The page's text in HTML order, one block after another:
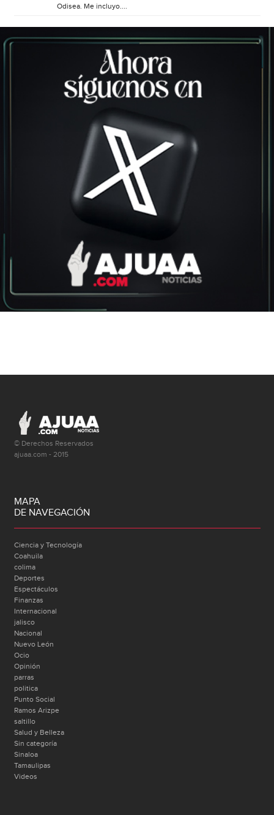
Odisea. Me incluyo....
© Derechos Reservados
ajuaa.com - 2015
MAPA
DE NAVEGACIÓN
Ciencia y Tecnología
Coahuila
colima
Deportes
Espectáculos
Finanzas
Internacional
jalisco
Nacional
Nuevo León
Ocio
Opinión
parras
politica
Punto Social
Ramos Arizpe
saltillo
Salud y Belleza
Sin categoría
Sinaloa
Tamaulipas
Videos